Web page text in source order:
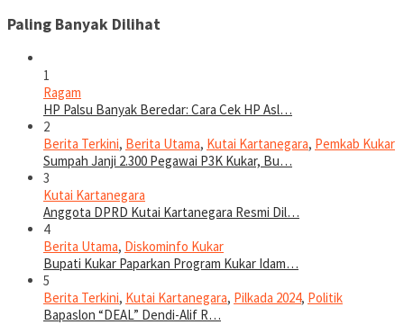
Paling Banyak Dilihat
1
Ragam
HP Palsu Banyak Beredar: Cara Cek HP Asl…
2
Berita Terkini, Berita Utama, Kutai Kartanegara, Pemkab Kukar
Sumpah Janji 2.300 Pegawai P3K Kukar, Bu…
3
Kutai Kartanegara
Anggota DPRD Kutai Kartanegara Resmi Dil…
4
Berita Utama, Diskominfo Kukar
Bupati Kukar Paparkan Program Kukar Idam…
5
Berita Terkini, Kutai Kartanegara, Pilkada 2024, Politik
Bapaslon “DEAL” Dendi-Alif R…